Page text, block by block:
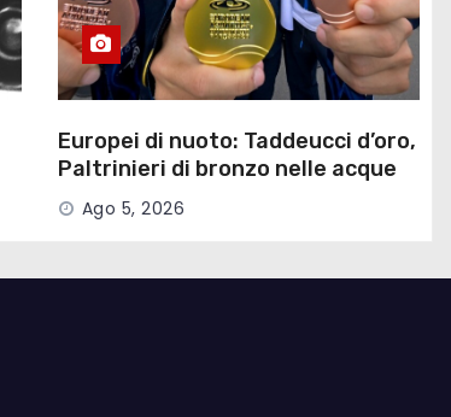
Europei di nuoto: Taddeucci d’oro,
Paltrinieri di bronzo nelle acque
della Senna
Ago 5, 2026